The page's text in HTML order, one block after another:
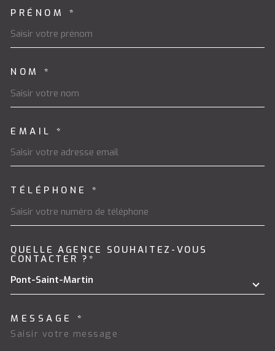
PRÉNOM *
NOM *
EMAIL *
TÉLÉPHONE *
QUELLE AGENCE SOUHAITEZ-VOUS
CONTACTER ?*
Pont-Saint-Martin
MESSAGE *